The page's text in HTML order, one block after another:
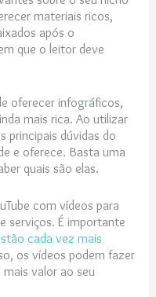
materiais ricos,
após o
que o leitor deve
oferecer infográficos,
mais rica. Ao utilizar
principais dúvidas do
e oferece. Basta uma
quais são elas.
com vídeos para
serviços. É importante
cada vez mais
os vídeos podem fazer
valor ao seu